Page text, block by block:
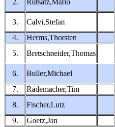
2. Rutsatz,Mario
3. Calvi,Stefan
4.
Herms,Thorsten
5.
Bretschneider,Thomas
6. Buller,Michael
7.
Rademacher,Tim
8.
Fischer,Lutz
9.
Goetz,Jan